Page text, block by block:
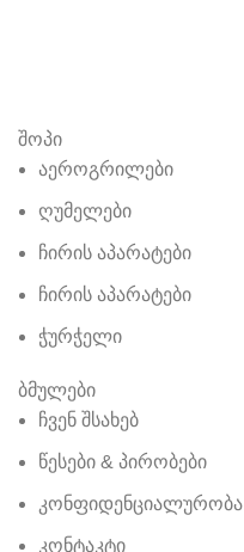
შოპი
აეროგრილები
ღუმელები
ჩირის აპარატები
ჩირის აპარატები
ჭურჭელი
ბმულები
ჩვენ შსახებ
წესები & პირობები
კონფიდენციალურობა
კონტაკტი